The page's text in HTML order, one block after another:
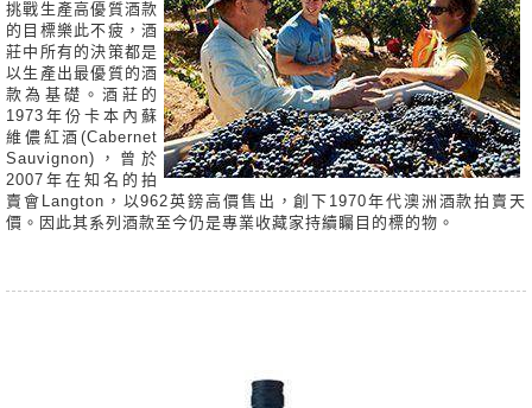
挑戰生產高優質酒款
的目標樂此不疲，酒
莊中所有的決策都是
以生產出最優質的酒
款為基礎。酒莊的
1973年份卡本內蘇
維儂紅酒(Cabernet
Sauvignon)，曾於
2007年在知名的拍
賣會Langton，以962英鎊高價售出，創下1970年代澳洲酒款拍賣天
價。因此其系列酒款至今仍是專業收藏家持續矚目的標的物。